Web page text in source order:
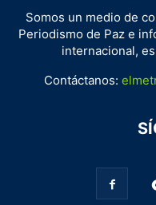
Somos un medio de
Periodismo de Paz e
internacional,
Contáctanos: